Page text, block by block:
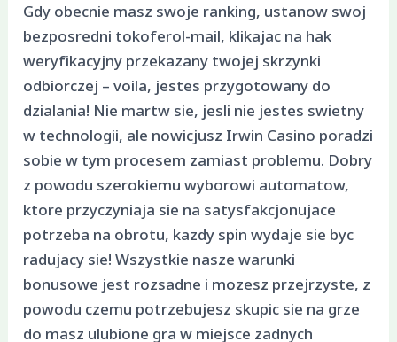
Gdy obecnie masz swoje ranking, ustanow swoj
bezposredni tokoferol-mail, klikajac na hak
weryfikacyjny przekazany twojej skrzynki
odbiorczej – voila, jestes przygotowany do
dzialania! Nie martw sie, jesli nie jestes swietny
w technologii, ale nowicjusz Irwin Casino poradzi
sobie w tym procesem zamiast problemu. Dobry
z powodu szerokiemu wyborowi automatow,
ktore przyczyniaja sie na satysfakcjonujace
potrzeba na obrotu, kazdy spin wydaje sie byc
radujacy sie! Wszystkie nasze warunki
bonusowe jest rozsadne i mozesz przejrzyste, z
powodu czemu potrzebujesz skupic sie na grze
do masz ulubione gra w miejsce zadnych